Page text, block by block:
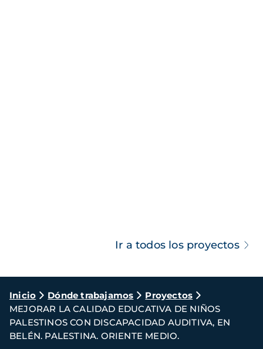
Ir a todos los proyectos
Ruta
de
navegación
Inicio Dónde trabajamos
Proyectos
MEJORAR LA CALIDAD EDUCATIVA DE NIÑOS
PALESTINOS CON DISCAPACIDAD AUDITIVA, EN
BELÉN. PALESTINA. ORIENTE MEDIO.